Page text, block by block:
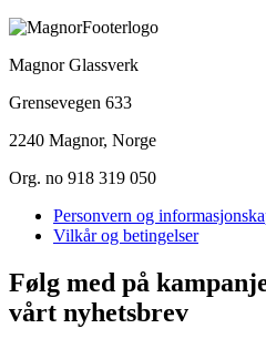
Magnor Glassverk
Grensevegen 633
2240 Magnor, Norge
Org. no 918 319 050
Personvern og
Vilkår og betingelser
Følg med på
vårt nyhetsbrev